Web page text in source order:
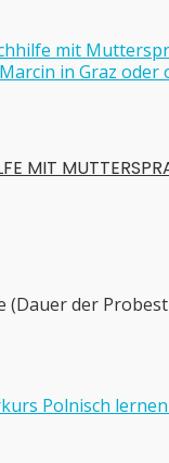
MIT
(Dauer der